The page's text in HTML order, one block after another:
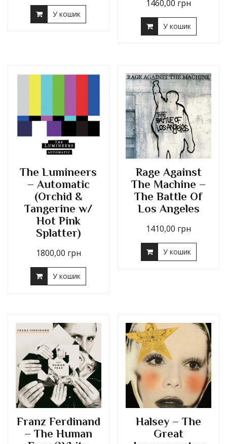
У кошик
1460,00 грн
У кошик
The Lumineers
– Automatic
(Orchid &
Tangerine w/
Hot Pink
Splatter)
1800,00 грн
У кошик
Rage Against
The Machine –
The Battle Of
Los Angeles
1410,00 грн
У кошик
Franz Ferdinand
– The Human
Halsey – The
Great